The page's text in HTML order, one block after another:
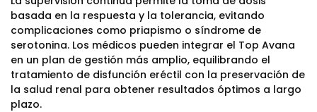
basada en la respuesta y la tolerancia, evitando
complicaciones como priapismo o síndrome de
serotonina. Los médicos pueden integrar el Top Avana
en un plan de gestión más amplio, equilibrando el
tratamiento de disfunción eréctil con la preservación de
la salud renal para obtener resultados óptimos a largo
plazo.